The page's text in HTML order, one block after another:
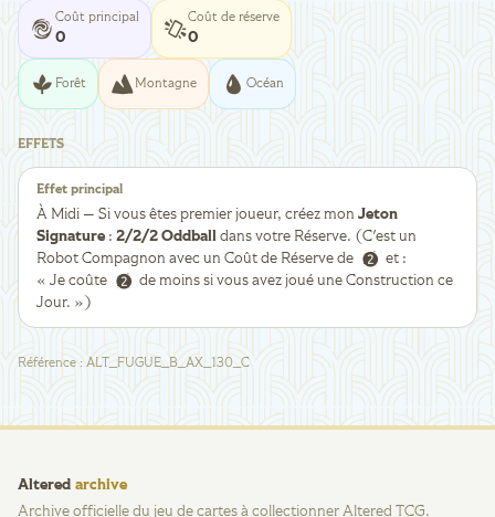
Coût principal
0
Coût de réserve
0
Forêt Montagne Océan
EFFETS
Effet principal
À Midi — Si vous êtes premier joueur, créez mon Jeton
Signature: 2/2/2 Oddball dans votre Réserve. (C'est un
Robot Compagnon avec un Coût de Réserve de
et :
« Je coûte
de moins si vous avez joué une Construction ce
Jour. »)
Référence:ALT_FUGUE_B_AX_130_C
Altered archive
Archive officielle du jeu de cartes à collectionner Altered TCG.